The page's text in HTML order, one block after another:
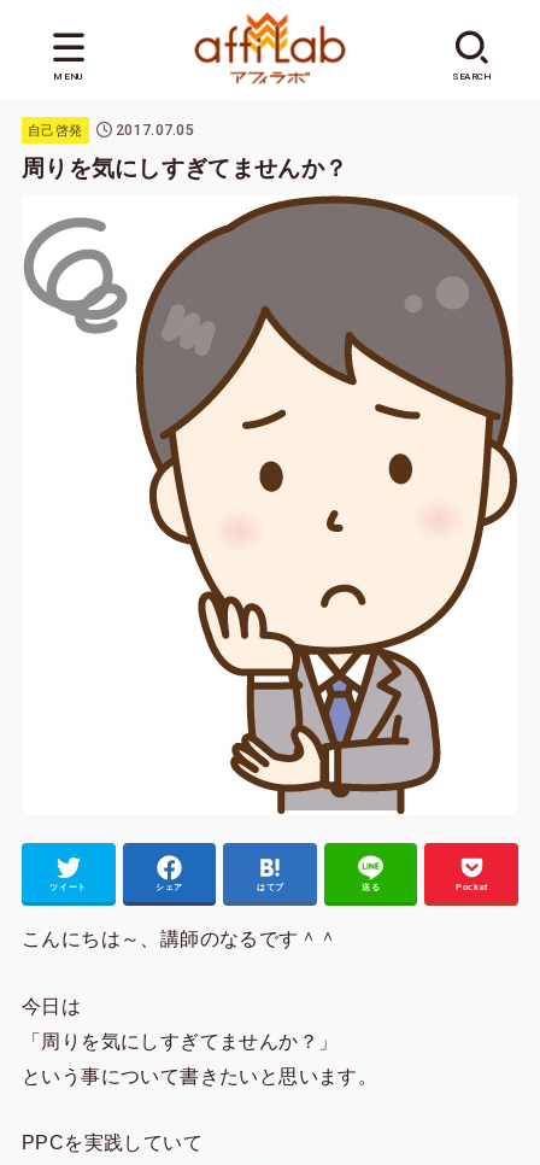
SEARCH
MENU
自己啓発 2017.07.05
周りを気にしすぎてませんか？
ツイート シェア はてブ 送る Pocket
こんにちは～、講師のなるです＾＾
今日は
「周りを気にしすぎてませんか？」
という事について書きたいと思います。
PPCを実践していて